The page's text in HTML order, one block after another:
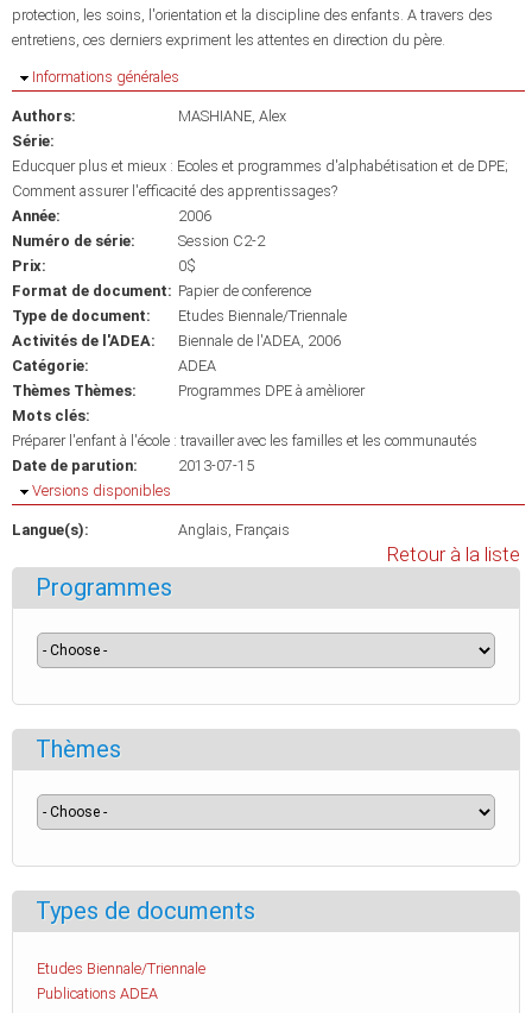
protection, les soins, l'orientation et la discipline des enfants. A travers des
entretiens, ces derniers expriment les attentes en direction du père.
Masquer
Informations générales
Authors:
MASHIANE, Alex
Série:
Educquer plus et mieux : Ecoles et programmes d'alphabétisation et de DPE;
Comment assurer l'efficacité des apprentissages?
Année:
2006
Numéro de série:
Session C2-2
Prix:
0$
Format de document: Papier de conference
Type de document:
Etudes Biennale/Triennale
Activités de l'ADEA:
Biennale de l'ADEA, 2006
Catégorie:
ADEA
Thèmes Thèmes:
Programmes DPE à amèliorer
Mots clés:
Préparer l'enfant à l'école : travailler avec les familles et les communautés
Date de parution:
2013-07-15
Masquer
Versions disponibles
Langue(s): Anglais Français
Retour à la liste
Programmes
Thèmes
Types de documents
Etudes Biennale/Triennale
Publications ADEA